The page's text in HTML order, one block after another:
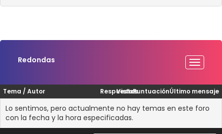
Redondas
Tema / Autor Respuestas
VistasPuntuaciónÚltimo mensaje
Lo sentimos, pero actualmente no hay temas en este foro
con la fecha y la hora especificadas.